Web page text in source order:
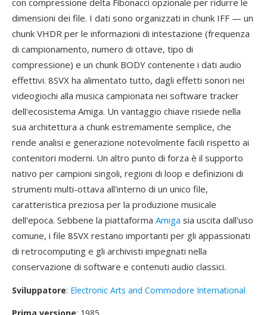
con compressione delta Fibonacci opzionale per ridurre le
dimensioni dei file. I dati sono organizzati in chunk IFF — un
chunk VHDR per le informazioni di intestazione (frequenza
di campionamento, numero di ottave, tipo di
compressione) e un chunk BODY contenente i dati audio
effettivi. 8SVX ha alimentato tutto, dagli effetti sonori nei
videogiochi alla musica campionata nei software tracker
dell'ecosistema Amiga. Un vantaggio chiave risiede nella
sua architettura a chunk estremamente semplice, che
rende analisi e generazione notevolmente facili rispetto ai
contenitori moderni. Un altro punto di forza è il supporto
nativo per campioni singoli, regioni di loop e definizioni di
strumenti multi-ottava all'interno di un unico file,
caratteristica preziosa per la produzione musicale
dell'epoca. Sebbene la piattaforma Amiga sia uscita dall'uso
comune, i file 8SVX restano importanti per gli appassionati
di retrocomputing e gli archivisti impegnati nella
conservazione di software e contenuti audio classici.
Sviluppatore: Electronic Arts and Commodore International